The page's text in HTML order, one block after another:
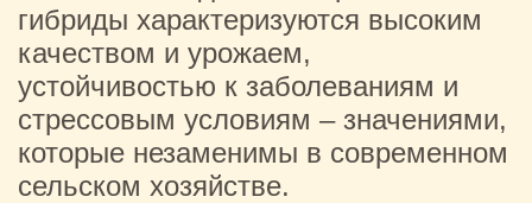
гибриды характеризуются высоким
качеством и урожаем,
устойчивостью к заболеваниям и
стрессовым условиям – значениями,
которые незаменимы в современном
сельском хозяйстве.